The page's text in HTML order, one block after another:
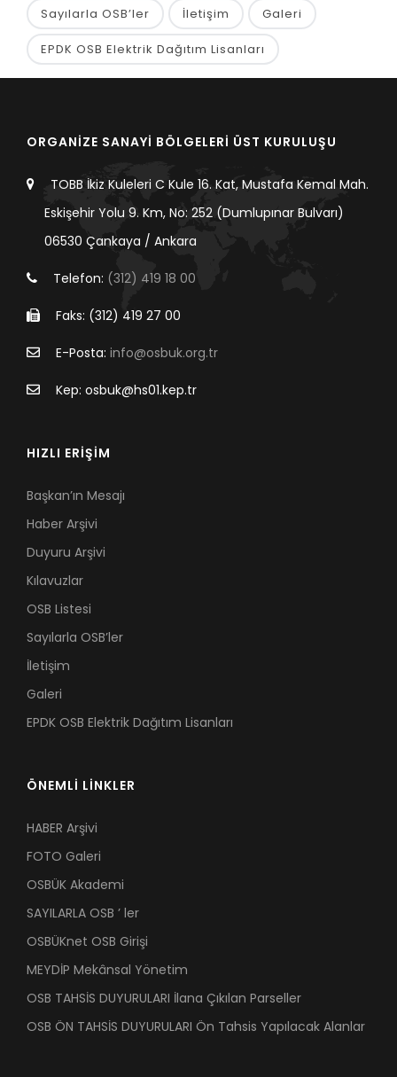
Sayılarla OSB’ler İletişim Galeri
EPDK OSB Elektrik Dağıtım Lisanları
ORGANİZE SANAYİ BÖLGELERİ ÜST KURULUŞU
TOBB İkiz Kuleleri C Kule 16. Kat, Mustafa Kemal Mah.
Eskişehir Yolu 9. Km, No: 252 (Dumlupınar Bulvarı)
06530 Çankaya / Ankara
Telefon: (312) 419 18 00
Faks: (312) 419 27 00
E-Posta: info@osbuk.org.tr
Kep: osbuk@hs01.kep.tr
HIZLI ERİŞİM
Başkan’ın Mesajı
Haber Arşivi
Duyuru Arşivi
Kılavuzlar
OSB Listesi
Sayılarla OSB’ler
İletişim
Galeri
EPDK OSB Elektrik Dağıtım Lisanları
ÖNEMLİ LİNKLER
HABER Arşivi
FOTO Galeri
OSBÜK Akademi
SAYILARLA OSB ’ ler
OSBÜKnet OSB Girişi
MEYDİP Mekânsal Yönetim
OSB TAHSİS DUYURULARI İlana Çıkılan Parseller
OSB ÖN TAHSİS DUYURULARI Ön Tahsis Yapılacak Alanlar